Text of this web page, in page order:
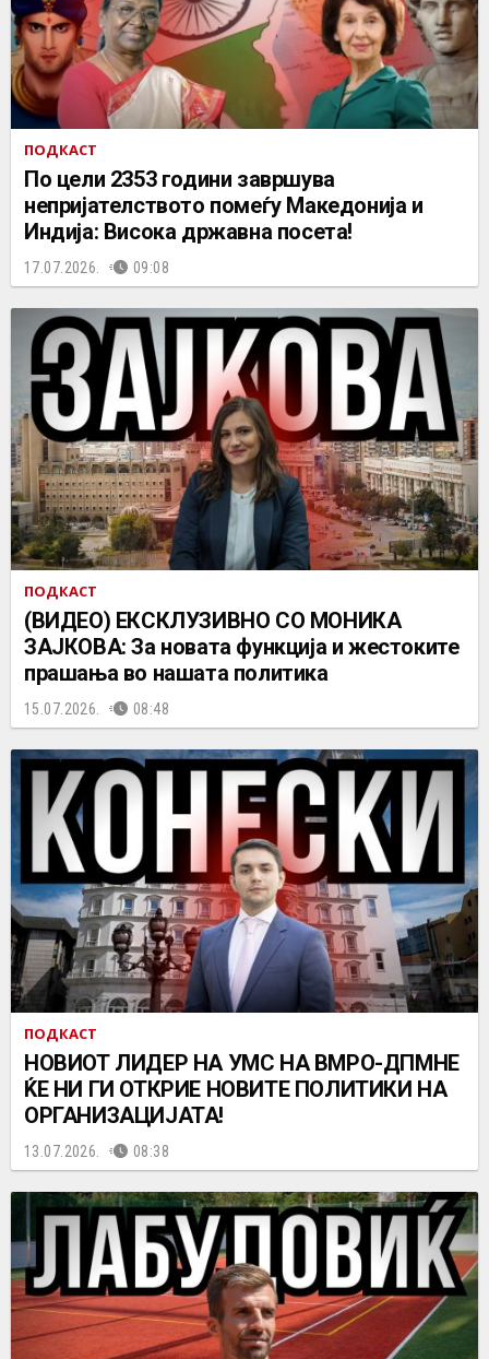
ПОДКАСТ
По цели 2353 години завршува
непријателството помеѓу Македонија и
Индија: Висока државна посета!
17.07.2026. 09:08
ПОДКАСТ
(ВИДЕО) ЕКСКЛУЗИВНО СО МОНИКА
ЗАЈКОВА: За новата функција и жестоките
прашања во нашата политика
15.07.2026. 08:48
ПОДКАСТ
НОВИОТ ЛИДЕР НА УМС НА ВМРО-ДПМНЕ
ЌЕ НИ ГИ ОТКРИЕ НОВИТЕ ПОЛИТИКИ НА
ОРГАНИЗАЦИЈАТА!
13.07.2026. 08:38